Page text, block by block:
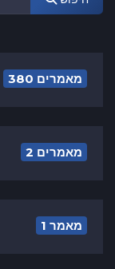
380 מאמרים
2 מאמרים
1 מאמר